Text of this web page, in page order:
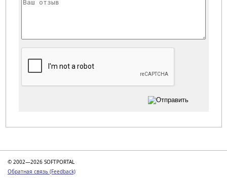
© 2002—2026 SOFTPORTAL
Обратная связь (Feedback)